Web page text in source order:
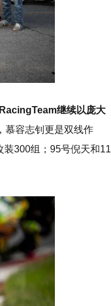
继续以庞大
慕容志钊更是双线作
300组；95号倪天和11